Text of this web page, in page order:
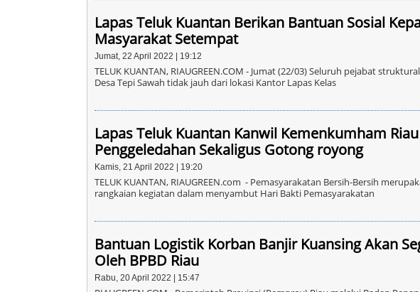
Lapas Teluk Kuantan Berikan Bantuan Sosial
Masyarakat Setempat
Jumat, 22 April 2022 | 19:12
TELUK KUANTAN, RIAUGREEN.COM - Jumat (22/03) Seluruh pejabat
Desa Tepi Sawah tidak jauh dari lokasi Kantor Lapas Kelas
Lapas Teluk Kuantan Kanwil Kemenkumham
Penggeledahan Sekaligus Gotong royong
Kamis, 21 April 2022 | 19:20
TELUK KUANTAN, RIAUGREEN.com - Pemasyarakatan Bersih-Bersih
rangkaian kegiatan dalam menyambut Hari Bakti Pemasyarakatan
Bantuan Logistik Korban Banjir Kuansing Akan
Oleh BPBD Riau
Rabu, 20 April 2022 | 15:47